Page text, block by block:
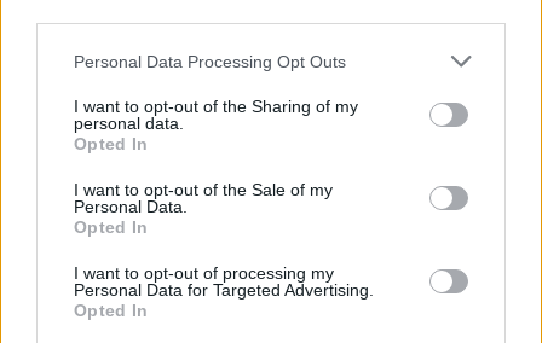
Please note that this website/app uses one or more Google
not limited to your visit or usage behaviour. You may click to
grant or deny consent to Google and its third-party tags to
use your data for below specified purposes in below Google
consent section.
Personal Data Processing Opt Outs
I want to opt-out of the Sharing of my
personal data.
Opted In
I want to opt-out of the Sale of my
Personal Data.
Opted In
I want to opt-out of processing my
Personal Data for Targeted Advertising.
Opted In
NOTIZIE